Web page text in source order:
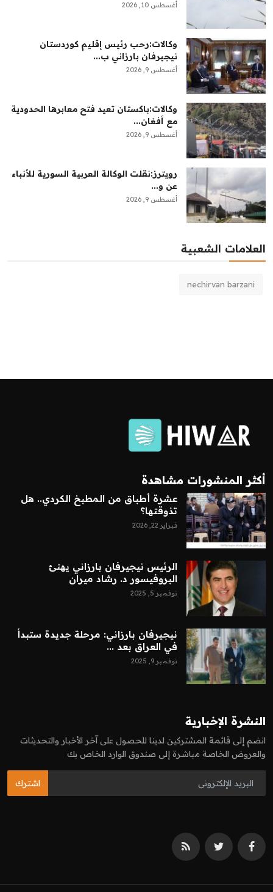
أغسطس 10, 2026
وكالات:‏رحب رئيس إقليم كوردستان
نيجيرفان بارزاني ب...
أغسطس 9, 2026
وكالات:‏باكستان تعيد فتح معابرها الحدودية
مع أفغان...
أغسطس 9, 2026
رويترز:‏نقلت الوكالة العربية السورية للأنباء
عن ​و...
أغسطس 9, 2026
العلامات الشعبية
nechirvan barzani
أكثر المنشورات مشاهدة
عشرة أطباق من المطبخ الكردي.. هل
تذوقتها؟
فبراير 22, 2026
الرئيس نيجيرفان بارزاني يهنئ
البروفيسور د. رشاد ميران
نوفمبر 5, 2025
نيجيرفان بارزاني: مرحلة جديدة ستبدأ
في العراق بعد ...
نوفمبر 9, 2025
النشرة الإخبارية
انضم إلى قائمة المشتركين لدينا للحصول على آخر الأخبار والتحديثات
والعروض الخاصة مباشرة إلى صندوق الوارد الخاص بك
اشترك